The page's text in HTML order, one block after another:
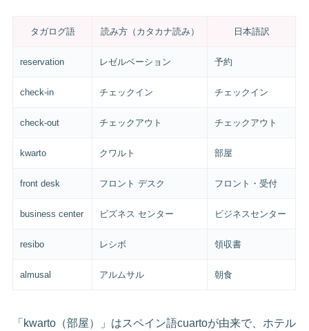
タガログ語 読み方（カタカナ読み） 日本語訳
reservation レゼルベーション 予約
check-in チェックイン チェックイン
check-out チェックアウト チェックアウト
kwarto クワルト 部屋
front desk フロント デスク フロント・受付
business center ビズネス センター ビジネスセンター
resibo レシボ 領収書
almusal アルムサル 朝食
「kwarto（部屋）」はスペイン語cuartoが由来で、ホテル